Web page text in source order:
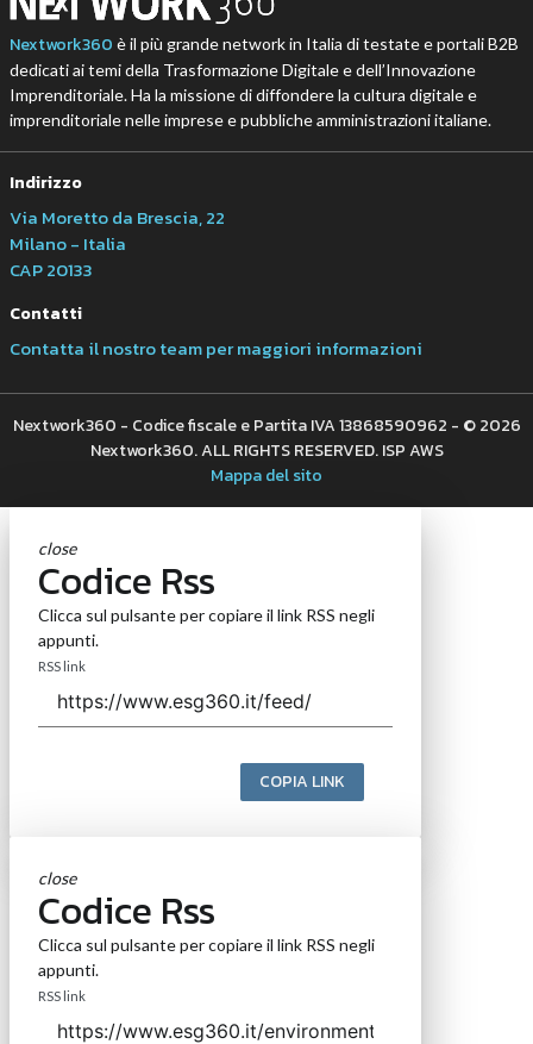
Nextwork360 è il più grande network in Italia di testate e portali B2B
dedicati ai temi della Trasformazione Digitale e dell’Innovazione
Imprenditoriale. Ha la missione di diffondere la cultura digitale e
imprenditoriale nelle imprese e pubbliche amministrazioni italiane.
Indirizzo
Via Moretto da Brescia, 22
Milano - Italia
CAP 20133
Contatti
Contatta il nostro team per maggiori informazioni
Nextwork360 - Codice fiscale e Partita IVA 13868590962 - © 2026
Nextwork360. ALL RIGHTS RESERVED. ISP AWS
Mappa del sito
close
Codice Rss
Clicca sul pulsante per copiare il link RSS negli
appunti.
RSS link
COPIA LINK
close
Codice Rss
Clicca sul pulsante per copiare il link RSS negli
appunti.
RSS link